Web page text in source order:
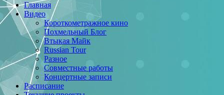
Главная
Видео
Короткометражное кино
Похмельный Блог
Втыкая Майк
Russian Tour
Разное
Совместные работы
Концертные записи
Расписание